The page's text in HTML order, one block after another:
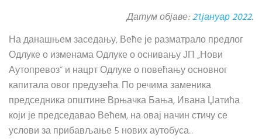
Датум објаве:21.јануар 2022.
На данашњем заседању, Веће је разматрало предлог
Одлуке о изменама Одлуке о оснивању ЈП „Нови
Аутопревоз“ и нацрт Одлуке о повећању основног
капитала овог предузећа. По речима заменика
председника општине Врњачка Бања, Ивана Џатића
који је председавао Већем, на овај начин стичу се
услови за прибављање 5 нових аутобуса...